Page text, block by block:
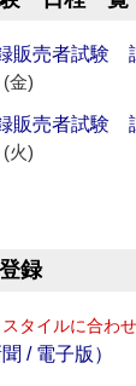
販売者試験
金)
販売者試験
火)
録
タイルに合わ
/ 電子版）